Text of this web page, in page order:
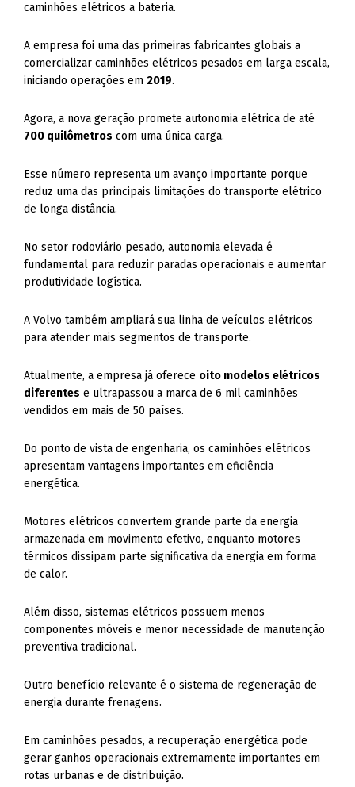
caminhões elétricos a bateria.
A empresa foi uma das primeiras fabricantes globais a
comercializar caminhões elétricos pesados em larga escala,
iniciando operações em2019.
Agora, a nova geração promete autonomia elétrica de até
700 quilômetros com uma única carga.
Esse número representa um avanço importante porque
reduz uma das principais limitações do transporte elétrico
de longa distância.
No setor rodoviário pesado, autonomia elevada é
fundamental para reduzir paradas operacionais e aumentar
produtividade logística.
A Volvo também ampliará sua linha de veículos elétricos
para atender mais segmentos de transporte.
Atualmente, a empresa já oferece oito modelos elétricos
diferentes e ultrapassou a marca de 6 mil caminhões
vendidos em mais de 50 países.
Do ponto de vista de engenharia, os caminhões elétricos
apresentam vantagens importantes em eficiência
energética.
Motores elétricos convertem grande parte da energia
armazenada em movimento efetivo, enquanto motores
térmicos dissipam parte significativa da energia em forma
de calor.
Além disso, sistemas elétricos possuem menos
componentes móveis e menor necessidade de manutenção
preventiva tradicional.
Outro benefício relevante é o sistema de regeneração de
energia durante frenagens.
Em caminhões pesados, a recuperação energética pode
gerar ganhos operacionais extremamente importantes em
rotas urbanas e de distribuição.